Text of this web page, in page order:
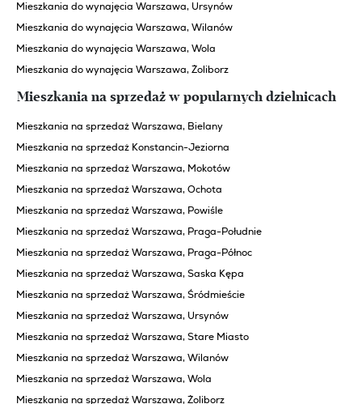
Mieszkania do wynajęcia Warszawa, Ursynów
Mieszkania do wynajęcia Warszawa, Wilanów
Mieszkania do wynajęcia Warszawa, Wola
Mieszkania do wynajęcia Warszawa, Żoliborz
Mieszkania na sprzedaż w popularnych dzielnicach
Mieszkania na sprzedaż Warszawa, Bielany
Mieszkania na sprzedaż Konstancin-Jeziorna
Mieszkania na sprzedaż Warszawa, Mokotów
Mieszkania na sprzedaż Warszawa, Ochota
Mieszkania na sprzedaż Warszawa, Powiśle
Mieszkania na sprzedaż Warszawa, Praga-Południe
Mieszkania na sprzedaż Warszawa, Praga-Północ
Mieszkania na sprzedaż Warszawa, Saska Kępa
Mieszkania na sprzedaż Warszawa, Śródmieście
Mieszkania na sprzedaż Warszawa, Ursynów
Mieszkania na sprzedaż Warszawa, Stare Miasto
Mieszkania na sprzedaż Warszawa, Wilanów
Mieszkania na sprzedaż Warszawa, Wola
Mieszkania na sprzedaż Warszawa, Żoliborz